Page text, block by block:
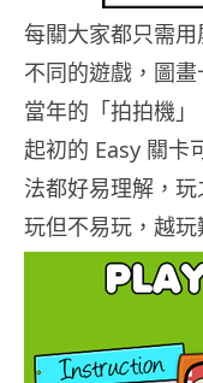
每關大家都只需
不同的遊戲，圖
當年的「拍拍機
起初的 Easy 關卡
法都好易理解，
玩但不易玩，越玩